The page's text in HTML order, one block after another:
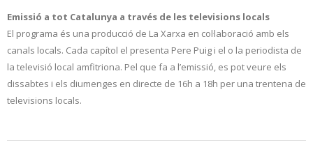
Emissió a tot Catalunya a través de les televisions locals
El programa és una producció de La Xarxa en col·laboració amb els
canals locals. Cada capítol el presenta Pere Puig i el o la periodista de
la televisió local amfitriona. Pel que fa a l’emissió, es pot veure els
dissabtes i els diumenges en directe de 16h a 18h per una trentena de
televisions locals.